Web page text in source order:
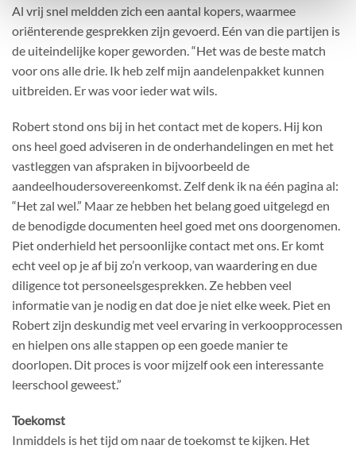
Al vrij snel meldden zich een aantal kopers, waarmee
oriënterende gesprekken zijn gevoerd. Eén van die partijen is
de uiteindelijke koper geworden. “Het was de beste match
voor ons alle drie. Ik heb zelf mijn aandelenpakket kunnen
uitbreiden. Er was voor ieder wat wils.
Robert stond ons bij in het contact met de kopers. Hij kon
ons heel goed adviseren in de onderhandelingen en met het
vastleggen van afspraken in bijvoorbeeld de
aandeelhoudersovereenkomst. Zelf denk ik na één pagina al:
“Het zal wel.” Maar ze hebben het belang goed uitgelegd en
de benodigde documenten heel goed met ons doorgenomen.
Piet onderhield het persoonlijke contact met ons. Er komt
echt veel op je af bij zo’n verkoop, van waardering en due
diligence tot personeelsgesprekken. Ze hebben veel
informatie van je nodig en dat doe je niet elke week. Piet en
Robert zijn deskundig met veel ervaring in verkoopprocessen
en hielpen ons alle stappen op een goede manier te
doorlopen. Dit proces is voor mijzelf ook een interessante
leerschool geweest.”
Toekomst
Inmiddels is het tijd om naar de toekomst te kijken. Het